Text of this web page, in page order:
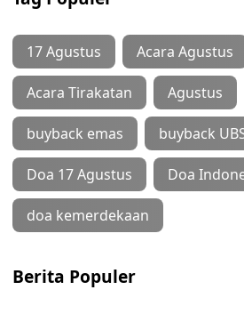
17 Agustus Acara Agustus
Acara Tirakatan Agustus
buyback emas buyback
Doa 17 Agustus Doa
doa kemerdekaan
Berita Populer